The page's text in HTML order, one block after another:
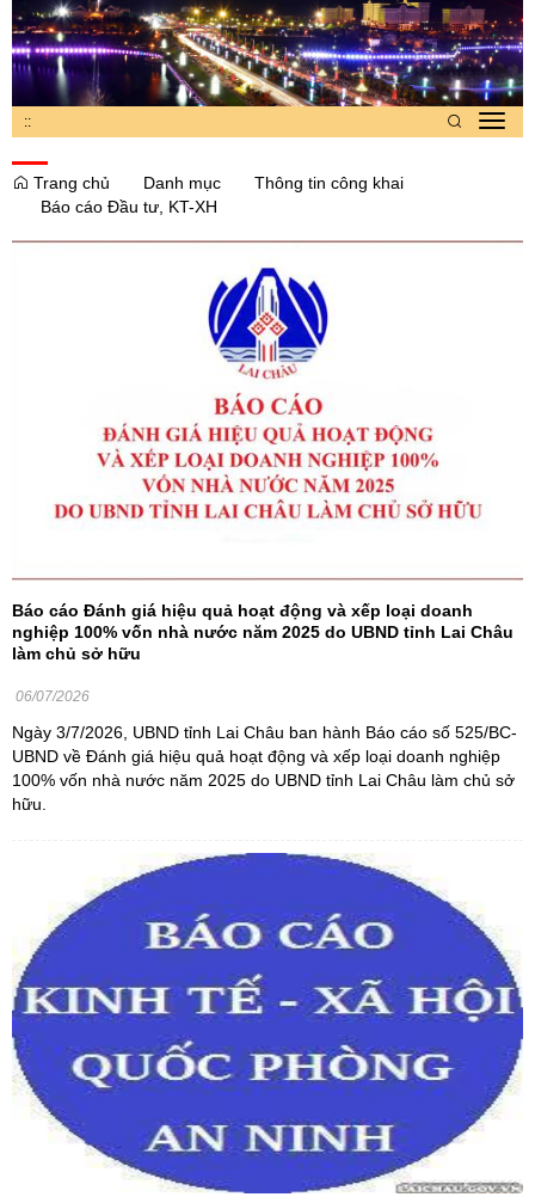
::
Trang chủ
Danh mục
Thông tin công khai
Báo cáo Đầu tư, KT-XH
Báo cáo Đánh giá hiệu quả hoạt động và xếp loại doanh
nghiệp 100% vốn nhà nước năm 2025 do UBND tỉnh Lai Châu
làm chủ sở hữu
06/07/2026
Ngày 3/7/2026, UBND tỉnh Lai Châu ban hành Báo cáo số 525/BC-
UBND về Đánh giá hiệu quả hoạt động và xếp loại doanh nghiệp
100% vốn nhà nước năm 2025 do UBND tỉnh Lai Châu làm chủ sở
hữu.